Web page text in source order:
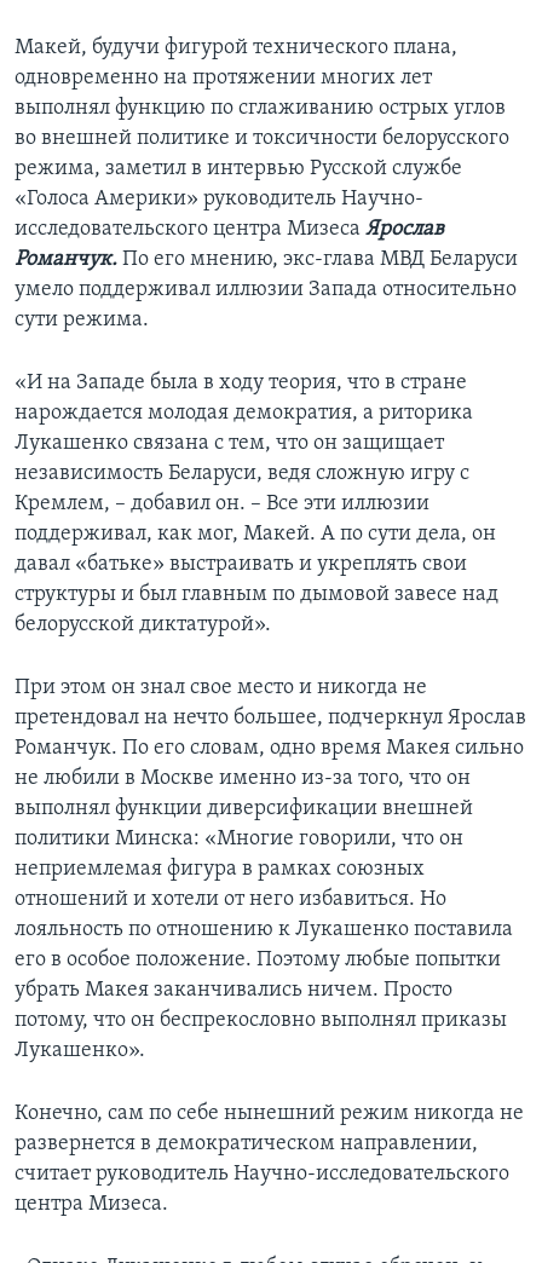
Макей, будучи фигурой технического плана,
одновременно на протяжении многих лет
выполнял функцию по сглаживанию острых углов
во внешней политике и токсичности белорусского
режима, заметил в интервью Русской службе
«Голоса Америки» руководитель Научно-
исследовательского центра Мизеса Ярослав
Романчук. По его мнению, экс-глава МВД Беларуси
умело поддерживал иллюзии Запада относительно
сути режима.
«И на Западе была в ходу теория, что в стране
нарождается молодая демократия, а риторика
Лукашенко связана с тем, что он защищает
независимость Беларуси, ведя сложную игру с
Кремлем, – добавил он. – Все эти иллюзии
поддерживал, как мог, Макей. А по сути дела, он
давал «батьке» выстраивать и укреплять свои
структуры и был главным по дымовой завесе над
белорусской диктатурой».
При этом он знал свое место и никогда не
претендовал на нечто большее, подчеркнул Ярослав
Романчук. По его словам, одно время Макея сильно
не любили в Москве именно из-за того, что он
выполнял функции диверсификации внешней
политики Минска: «Многие говорили, что он
неприемлемая фигура в рамках союзных
отношений и хотели от него избавиться. Но
лояльность по отношению к Лукашенко поставила
его в особое положение. Поэтому любые попытки
убрать Макея заканчивались ничем. Просто
потому, что он беспрекословно выполнял приказы
Лукашенко».
Конечно, сам по себе нынешний режим никогда не
развернется в демократическом направлении,
считает руководитель Научно-исследовательского
центра Мизеса.